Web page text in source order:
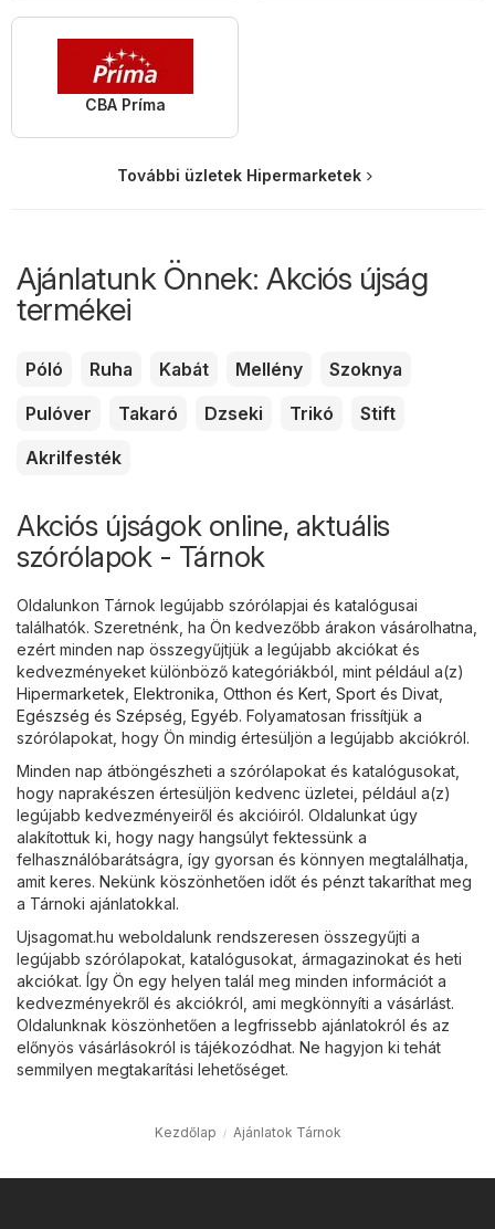
CBA Príma
További üzletek Hipermarketek
Ajánlatunk Önnek: Akciós újság
termékei
Póló Ruha Kabát Mellény
Szoknya
Pulóver
Takaró Dzseki Trikó
Stift
Akrilfesték
Akciós újságok online, aktuális
szórólapok - Tárnok
Oldalunkon Tárnok legújabb szórólapjai és katalógusai
találhatók. Szeretnénk, ha Ön kedvezőbb árakon vásárolhatna,
ezért minden nap összegyűjtjük a legújabb akciókat és
kedvezményeket különböző kategóriákból, mint például a(z)
Hipermarketek Elektronika Otthon és Kert Sport és Divat
Egészség és Szépség Egyéb. Folyamatosan frissítjük a
szórólapokat, hogy Ön mindig értesüljön a legújabb akciókról.
Minden nap átböngészheti a szórólapokat és katalógusokat,
hogy naprakészen értesüljön kedvenc üzletei, például a(z)
legújabb kedvezményeiről és akcióiról. Oldalunkat úgy
alakítottuk ki, hogy nagy hangsúlyt fektessünk a
felhasználóbarátságra, így gyorsan és könnyen megtalálhatja,
amit keres. Nekünk köszönhetően időt és pénzt takaríthat meg
a Tárnoki ajánlatokkal.
Ujsagomat.hu weboldalunk rendszeresen összegyűjti a
legújabb szórólapokat, katalógusokat, ármagazinokat és heti
akciókat. Így Ön egy helyen talál meg minden információt a
kedvezményekről és akciókról, ami megkönnyíti a vásárlást.
Oldalunknak köszönhetően a legfrissebb ajánlatokról és az
előnyös vásárlásokról is tájékozódhat. Ne hagyjon ki tehát
semmilyen megtakarítási lehetőséget.
Kezdőlap Ajánlatok Tárnok